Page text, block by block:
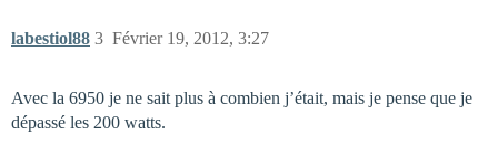
labestiol88 Février 19, 2012, 3:27
3
Avec la 6950 je ne sait plus à combien j’était, mais je pense que je
dépassé les 200 watts.